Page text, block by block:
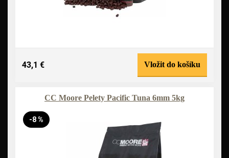
43,1 € Vložit do košíku
CC Moore Pelety Pacific Tuna 6mm 5kg
-8 %